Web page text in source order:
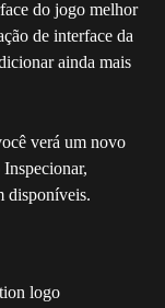
do jogo melhor
de interface da
ainda mais
verá um novo
disponíveis.
logo